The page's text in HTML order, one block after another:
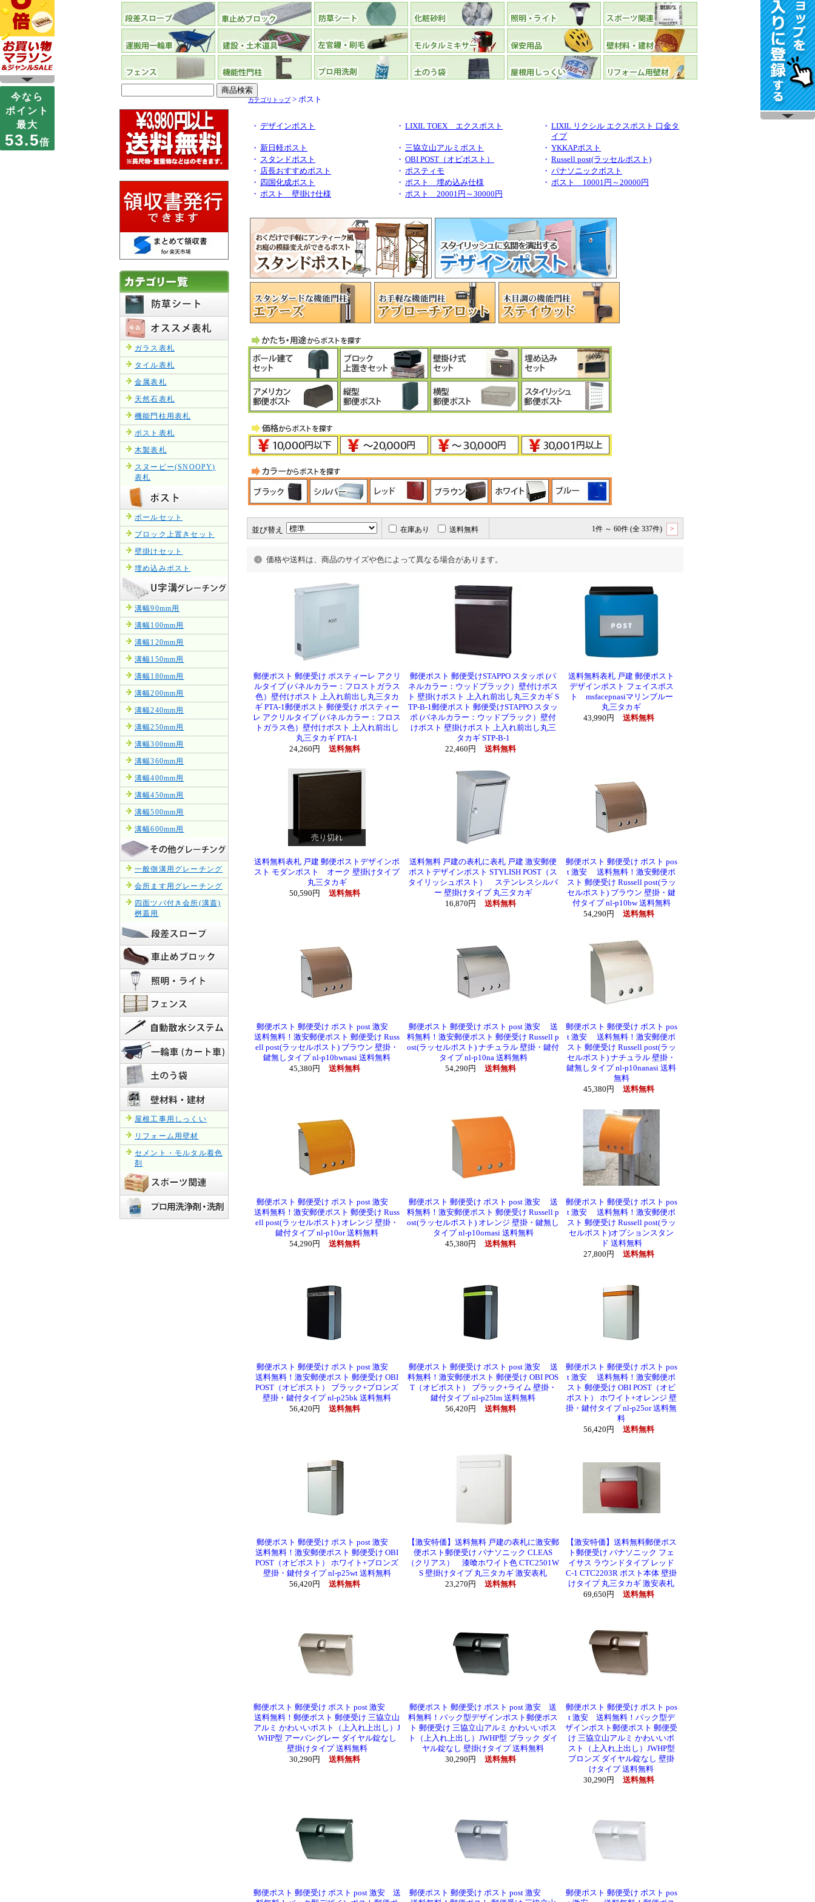
ガラス表札
タイル表札
金属表札
天然石表札
機能門柱用表札
ポスト表札
木製表札
スヌーピー(SNOOPY)
表札
ポールセット
ブロック上置きセット
壁掛けセット
埋め込みポスト
溝幅90mm用
溝幅100mm用
溝幅120mm用
溝幅150mm用
溝幅180mm用
溝幅200mm用
溝幅240mm用
溝幅250mm用
溝幅300mm用
溝幅360mm用
溝幅400mm用
溝幅450mm用
溝幅500mm用
溝幅600mm用
一般側溝用グレーチング
会所ます用グレーチング
四面ツバ付き会所(溝蓋)
桝蓋用
屋根工事用しっくい
リフォーム用壁材
セメント・モルタル着色
剤
カテゴリトップ> ポスト
・ デザインポスト ・ LIXIL TOEX エクスポスト ・ LIXIL リクシル エクスポスト 口金タ
イプ
・ 新日軽ポスト ・ 三協立山アルミポスト ・ YKKAPポスト
・ スタンドポスト ・ OBI POST（オビポスト） ・ Russell post(ラッセルポスト)
・ 店長おすすめポスト ・ ポスティモ ・ パナソニックポスト
・
四国化成ポスト ・ ポスト 埋め込み仕様 ・ ポスト 10001円～20000円
・ ポスト 壁掛け仕様 ・ ポスト 20001円～30000円
並び替え 在庫あり 送料無料 1件 ～ 60件 (全 337件) >
価格や送料は、商品のサイズや色によって異なる場合があります。
郵便ポスト 郵便受け ポスティーレ アクリ
ルタイプ (パネルカラー：フロストガラス
色）壁付けポスト 上入れ前出し丸三タカ
ギ PTA-1郵便ポスト 郵便受け ポスティー
レ アクリルタイプ (パネルカラー：フロス
トガラス色）壁付けポスト 上入れ前出し
丸三タカギ PTA-1
24,260円
送料無料
郵便ポスト 郵便受けSTAPPO スタッポ (パ
ネルカラー：ウッドブラック）壁付けポス
ト 壁掛けポスト 上入れ前出し丸三タカギ S
TP-B-1郵便ポスト 郵便受けSTAPPO スタッ
ポ (パネルカラー：ウッドブラック）壁付
けポスト 壁掛けポスト 上入れ前出し丸三
タカギ STP-B-1
22,460円
送料無料
送料無料表札 戸建 郵便ポスト
デザインポスト フェイスポス
ト msfacepnasiマリンブルー
丸三タカギ
43,990円
送料無料
売り切れ
送料無料表札 戸建 郵便ポストデザインポ
スト モダンポスト オーク 壁掛けタイプ
丸三タカギ
50,590円
送料無料
送料無料 戸建の表札に表札 戸建 激安郵便
ポストデザインポスト STYLISH POST（ス
タイリッシュポスト） ステンレスシルバ
ー 壁掛けタイプ 丸三タカギ
16,870円
送料無料
郵便ポスト 郵便受け ポスト pos
t 激安 送料無料！激安郵便ポ
スト 郵便受け Russell post(ラッ
セルポスト) ブラウン 壁掛・鍵
付タイプ nl-p10bw 送料無料
54,290円
送料無料
郵便ポスト 郵便受け ポスト post 激安
送料無料！激安郵便ポスト 郵便受け Russ
ell post(ラッセルポスト) ブラウン 壁掛・
鍵無しタイプ nl-p10bwnasi 送料無料
45,380円
送料無料
郵便ポスト 郵便受け ポスト post 激安 送
料無料！激安郵便ポスト 郵便受け Russell p
ost(ラッセルポスト) ナチュラル 壁掛・鍵付
タイプ nl-p10na 送料無料
54,290円
送料無料
郵便ポスト 郵便受け ポスト pos
t 激安 送料無料！激安郵便ポ
スト 郵便受け Russell post(ラッ
セルポスト) ナチュラル 壁掛・
鍵無しタイプ nl-p10nanasi 送料
無料
45,380円
送料無料
郵便ポスト 郵便受け ポスト post 激安
送料無料！激安郵便ポスト 郵便受け Russ
ell post(ラッセルポスト) オレンジ 壁掛・
鍵付タイプ nl-p10or 送料無料
54,290円
送料無料
郵便ポスト 郵便受け ポスト post 激安 送
料無料！激安郵便ポスト 郵便受け Russell p
ost(ラッセルポスト) オレンジ 壁掛・鍵無し
タイプ nl-p10ornasi 送料無料
45,380円
送料無料
郵便ポスト 郵便受け ポスト pos
t 激安 送料無料！激安郵便ポ
スト 郵便受け Russell post(ラッ
セルポスト)オプションスタン
ド 送料無料
27,800円
送料無料
郵便ポスト 郵便受け ポスト post 激安
送料無料！激安郵便ポスト 郵便受け OBI
POST（オビポスト） ブラック+ブロンズ
壁掛・鍵付タイプ nl-p25bk 送料無料
56,420円
送料無料
郵便ポスト 郵便受け ポスト post 激安 送
料無料！激安郵便ポスト 郵便受け OBI POS
T（オビポスト） ブラック+ライム 壁掛・
鍵付タイプ nl-p25lm 送料無料
56,420円
送料無料
郵便ポスト 郵便受け ポスト pos
t 激安 送料無料！激安郵便ポ
スト 郵便受け OBI POST（オビ
ポスト） ホワイト+オレンジ 壁
掛・鍵付タイプ nl-p25or 送料無
料
56,420円
送料無料
郵便ポスト 郵便受け ポスト post 激安
送料無料！激安郵便ポスト 郵便受け OBI
POST（オビポスト） ホワイト+ブロンズ
壁掛・鍵付タイプ nl-p25wt 送料無料
56,420円
送料無料
【激安特価】送料無料 戸建の表札に激安郵
便ポスト郵便受け パナソニック CLEAS
（クリアス） 漆喰ホワイト色 CTC2501W
S 壁掛けタイプ 丸三タカギ 激安表札
23,270円
送料無料
【激安特価】送料無料郵便ポス
ト郵便受け パナソニック フェ
イサス ラウンドタイプ レッド
C-1 CTC2203R ポスト本体 壁掛
けタイプ 丸三タカギ 激安表札
69,650円
送料無料
郵便ポスト 郵便受け ポスト post 激安
送料無料！郵便ポスト 郵便受け 三協立山
アルミ かわいいポスト（上入れ上出し）J
WHP型 アーバングレー ダイヤル錠なし
壁掛けタイプ 送料無料
30,290円
送料無料
郵便ポスト 郵便受け ポスト post 激安 送
料無料！バック型デザインポスト郵便ポス
ト 郵便受け 三協立山アルミ かわいいポス
ト（上入れ上出し）JWHP型 ブラック ダイ
ヤル錠なし 壁掛けタイプ 送料無料
30,290円
送料無料
郵便ポスト 郵便受け ポスト pos
t 激安 送料無料！バック型デ
ザインポスト郵便ポスト 郵便受
け 三協立山アルミ かわいいポ
スト（上入れ上出し）JWHP型
ブロンズ ダイヤル錠なし 壁掛
けタイプ 送料無料
30,290円
送料無料
郵便ポスト 郵便受け ポスト post 激安 送
郵便ポスト 郵便受け ポスト post 激安
郵便ポスト 郵便受け ポスト pos